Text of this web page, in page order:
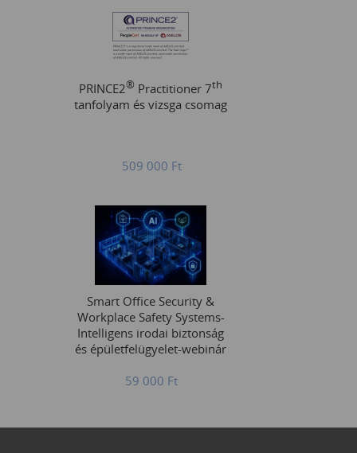
PRINCE2® Practitioner 7th
tanfolyam és vizsga csomag
509 000 Ft
Smart Office Security &
Workplace Safety Systems-
Intelligens irodai biztonság
és épületfelügyelet-webinár
59 000 Ft